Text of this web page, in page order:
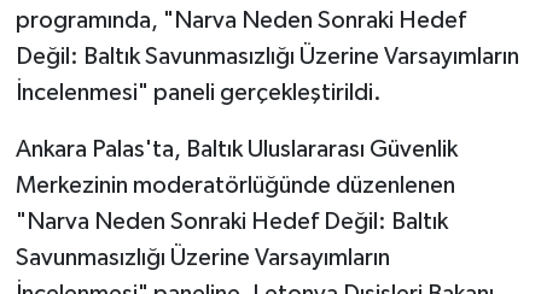
programında, "Narva Neden Sonraki Hedef
Değil: Baltık Savunmasızlığı Üzerine Varsayımların
İncelenmesi" paneli gerçekleştirildi.
Ankara Palas'ta, Baltık Uluslararası Güvenlik
Merkezinin moderatörlüğünde düzenlenen
"Narva Neden Sonraki Hedef Değil: Baltık
Savunmasızlığı Üzerine Varsayımların